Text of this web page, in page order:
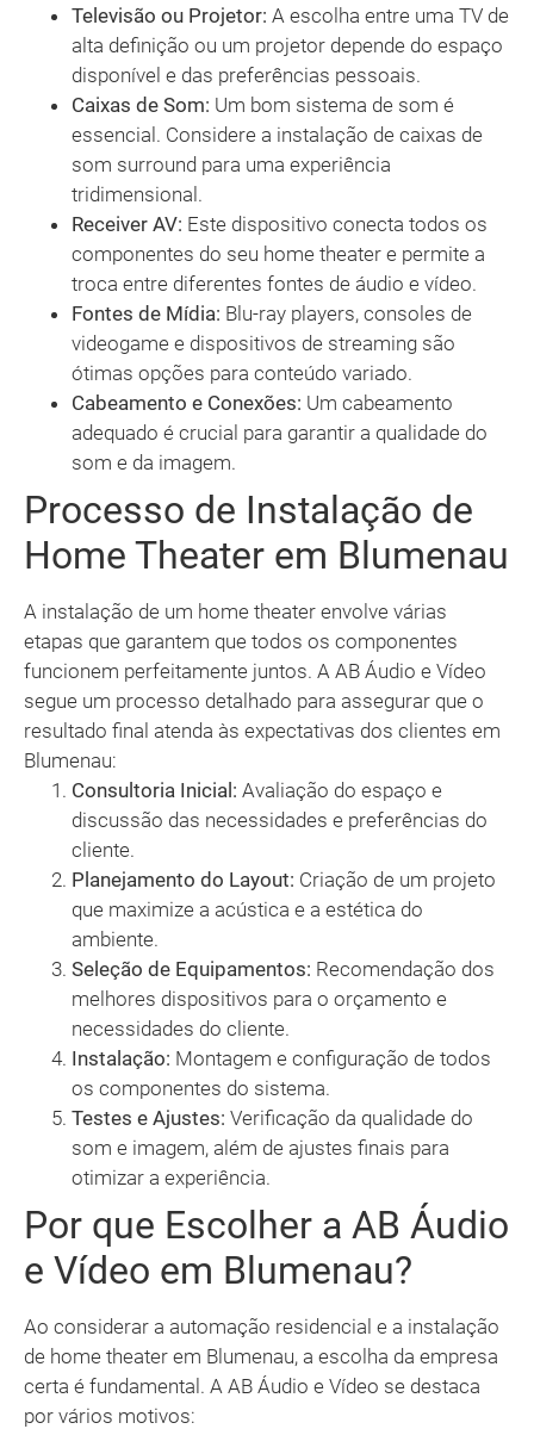
Televisão ou Projetor: A escolha entre uma TV de
alta definição ou um projetor depende do espaço
disponível e das preferências pessoais.
Caixas de Som: Um bom sistema de som é
essencial. Considere a instalação de caixas de
som surround para uma experiência
tridimensional.
Receiver AV: Este dispositivo conecta todos os
componentes do seu home theater e permite a
troca entre diferentes fontes de áudio e vídeo.
Fontes de Mídia: Blu-ray players, consoles de
videogame e dispositivos de streaming são
ótimas opções para conteúdo variado.
Cabeamento e Conexões: Um cabeamento
adequado é crucial para garantir a qualidade do
som e da imagem.
Processo de Instalação de
Home Theater em Blumenau
A instalação de um home theater envolve várias
etapas que garantem que todos os componentes
funcionem perfeitamente juntos. A AB Áudio e Vídeo
segue um processo detalhado para assegurar que o
resultado final atenda às expectativas dos clientes em
Blumenau:
Consultoria Inicial: Avaliação do espaço e
discussão das necessidades e preferências do
cliente.
Planejamento do Layout: Criação de um projeto
que maximize a acústica e a estética do
ambiente.
Seleção de Equipamentos: Recomendação dos
melhores dispositivos para o orçamento e
necessidades do cliente.
Instalação: Montagem e configuração de todos
os componentes do sistema.
Testes e Ajustes: Verificação da qualidade do
som e imagem, além de ajustes finais para
otimizar a experiência.
Por que Escolher a AB Áudio
e Vídeo em Blumenau?
Ao considerar a automação residencial e a instalação
de home theater em Blumenau, a escolha da empresa
certa é fundamental. A AB Áudio e Vídeo se destaca
por vários motivos: